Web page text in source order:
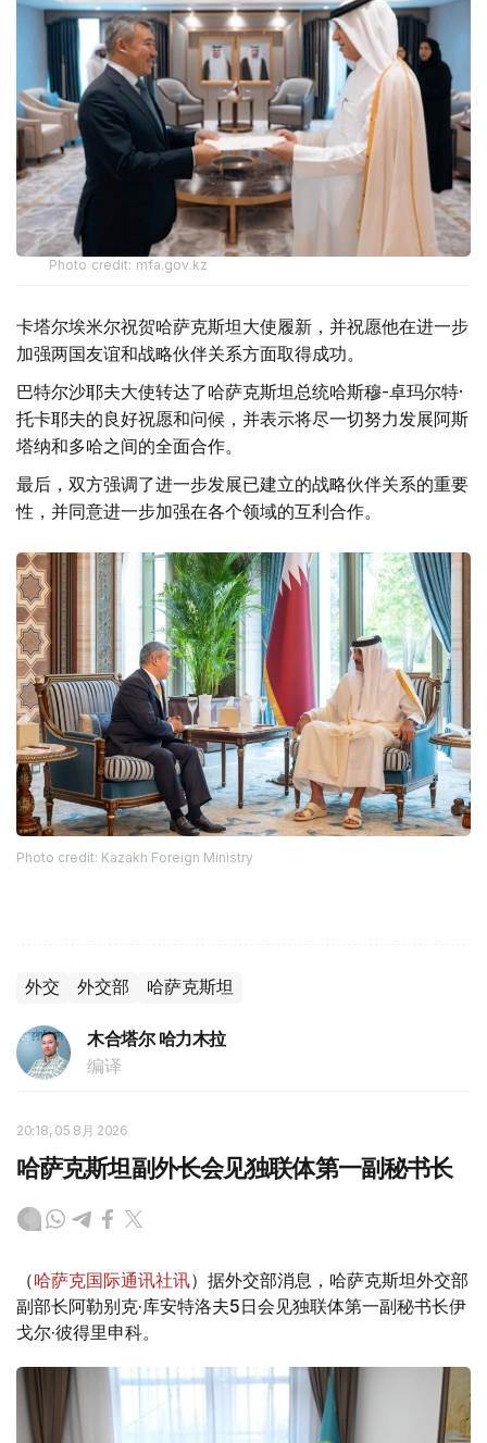
Photo credit: mfa.gov.kz
卡塔尔埃米尔祝贺哈萨克斯坦大使履新，并祝愿他在进一步
加强两国友谊和战略伙伴关系方面取得成功。
巴特尔沙耶夫大使转达了哈萨克斯坦总统哈斯穆-卓玛尔特·
托卡耶夫的良好祝愿和问候，并表示将尽一切努力发展阿斯
塔纳和多哈之间的全面合作。
最后，双方强调了进一步发展已建立的战略伙伴关系的重要
性，并同意进一步加强在各个领域的互利合作。
Photo credit: Kazakh Foreign Ministry
外交 外交部 哈萨克斯坦
木合塔尔 哈力木拉
编译
20:18, 05 8月 2026
哈萨克斯坦副外长会见独联体第一副秘书长
（哈萨克国际通讯社讯）据外交部消息，哈萨克斯坦外交部
副部长阿勒别克·库安特洛夫5日会见独联体第一副秘书长伊
戈尔·彼得里申科。